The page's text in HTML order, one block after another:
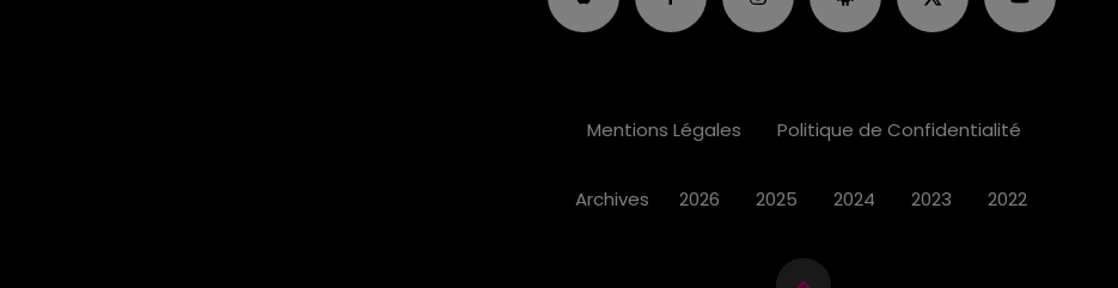
Mentions Légales Politique de Confidentialité
Archives 2026 2025 2024 2023 2022